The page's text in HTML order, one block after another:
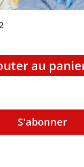
au
S'abonner